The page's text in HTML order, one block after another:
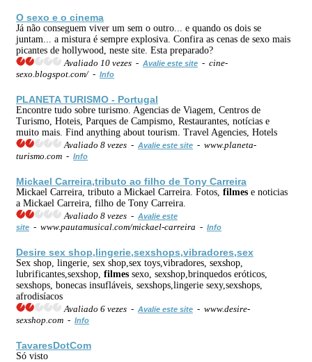
O sexo e o cinema
Já não conseguem viver um sem o outro... e quando os dois se
juntam... a mistura é sempre explosiva. Confira as cenas de sexo mais
picantes de hollywood, neste site. Esta preparado?
Avaliado 10 vezes - Avalie este site - cine-
sexo.blogspot.com/ - Info
PLANETA TURISMO - Portugal
Encontre tudo sobre turismo. Agencias de Viagem, Centros de
Turismo, Hoteis, Parques de Campismo, Restaurantes, notícias e
muito mais. Find anything about tourism. Travel Agencies, Hotels
Avaliado 8 vezes - Avalie este site - www.planeta-
turismo.com - Info
Mickael Carreira,tributo ao filho de Tony Carreira
Mickael Carreira, tributo a Mickael Carreira. Fotos, filmes e noticias
a Mickael Carreira, filho de Tony Carreira.
Avaliado 8 vezes - Avalie este
site - www.pautamusical.com/mickael-carreira - Info
Desire sex shop,lingerie,sexshops,vibradores,sex
Sex shop, lingerie, sex shop,sex toys,vibradores, sexshop,
lubrificantes,sexshop, filmes sexo, sexshop,brinquedos eróticos,
sexshops, bonecas insufláveis, sexshops,lingerie sexy,sexshops,
afrodisíacos
Avaliado 6 vezes - Avalie este site - www.desire-
sexshop.com - Info
TavaresDotCom
Só visto